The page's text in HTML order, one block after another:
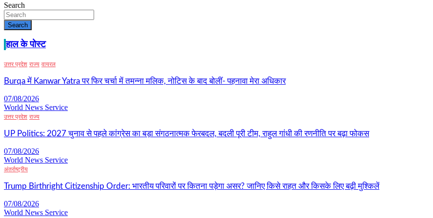
Search
Search
हाल के पोस्ट
उत्तर प्रदेश राज्य वायरल
Burqa में Kanwar Yatra पर फिर चर्चा में तमन्ना मलिक, नोटिस के बाद बोलीं- पहनावा मेरा अधिकार
07/08/2026
World News Service
उत्तर प्रदेश राज्य
UP Politics: 2027 चुनाव से पहले कांग्रेस का बड़ा संगठनात्मक फेरबदल, बदली पूरी टीम, राहुल गांधी की रणनीति पर बढ़ा फोकस
07/08/2026
World News Service
अंतर्राष्ट्रीय
Trump Birthright Citizenship Order: भारतीय परिवारों पर कितना पड़ेगा असर? जानिए किसे राहत और किसके लिए बढ़ी मुश्किलें
07/08/2026
World News Service